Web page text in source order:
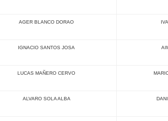
AGER BLANCO DORAO
IGNACIO SANTOS JOSA
LUCAS MAÑERO CERVO
ALVARO SOLA ALBA